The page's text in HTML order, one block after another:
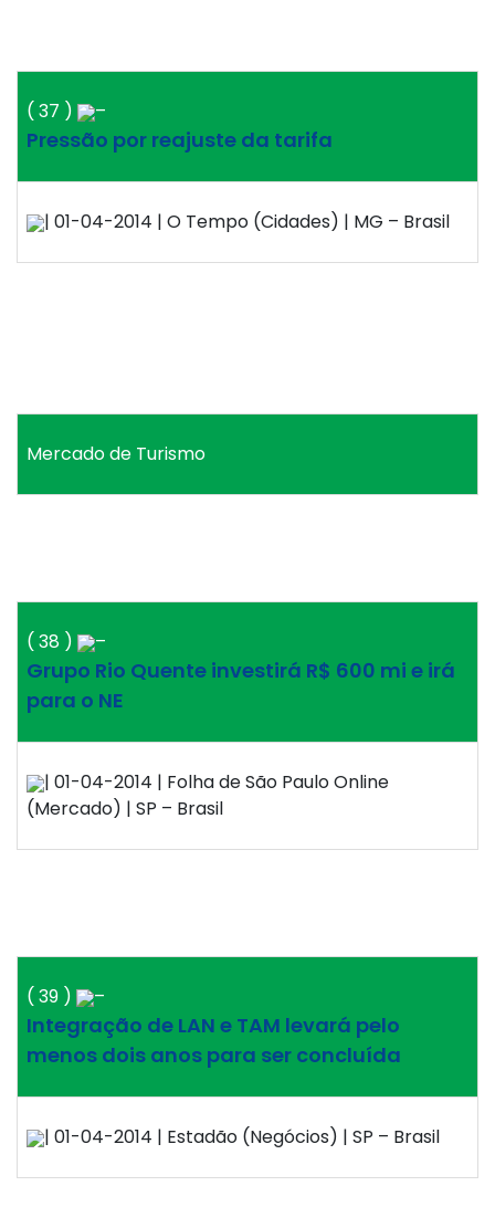
( 37 ) –
Pressão por reajuste da tarifa
| 01-04-2014 | O Tempo (Cidades) | MG – Brasil
Mercado de Turismo
( 38 ) –
Grupo Rio Quente investirá R$ 600 mi e irá
para o NE
| 01-04-2014 | Folha de São Paulo Online
(Mercado) | SP – Brasil
( 39 ) –
Integração de LAN e TAM levará pelo
menos dois anos para ser concluída
| 01-04-2014 | Estadão (Negócios) | SP – Brasil